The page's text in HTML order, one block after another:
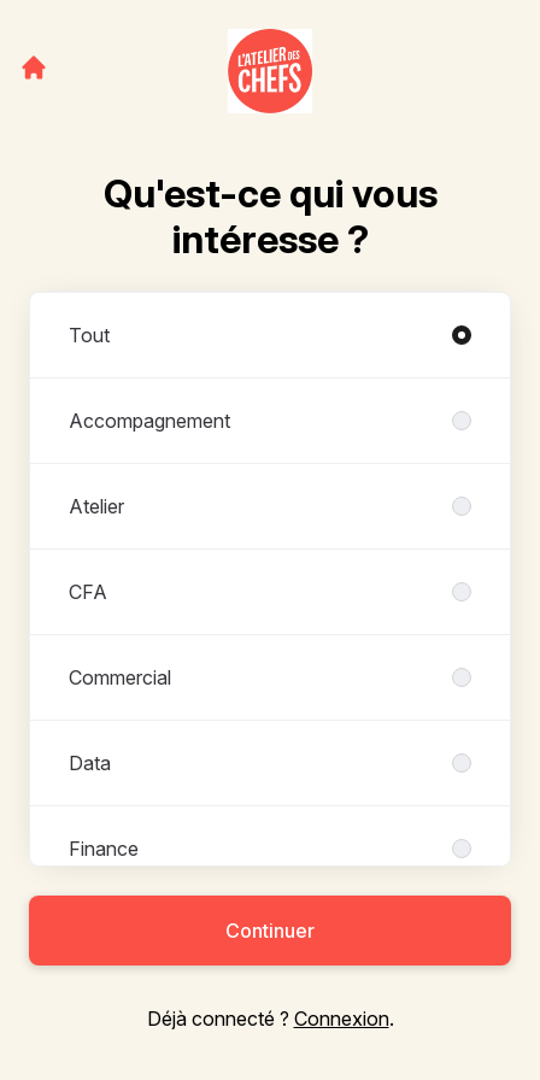
Qu'est-ce qui vous
intéresse ?
Tout
Accompagnement
Atelier
CFA
Commercial
Data
Finance
Continuer
Déjà connecté ? Connexion.